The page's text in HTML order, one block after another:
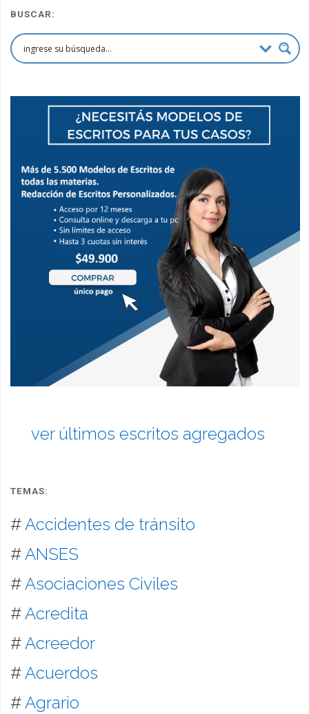
BUSCAR:
ver últimos escritos agregados
TEMAS:
#Accidentes de tránsito
#ANSES
#Asociaciones Civiles
#Acredita
#Acreedor
#Acuerdos
#Agrario